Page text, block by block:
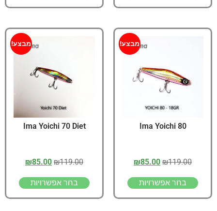
מבצע!
Ima Yoichi 80
₪119.00
₪85.00
בחר אפשרויות
מבצע!
Ima Yoichi 70 Diet
₪119.00
₪85.00
בחר אפשרויות